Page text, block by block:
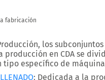
fabricación
, los
producción en CDA se
tipo específico de
: Dedicada a la